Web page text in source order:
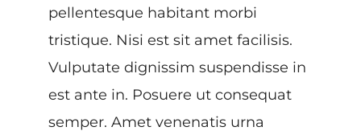
pellentesque habitant morbi
tristique. Nisi est sit amet facilisis.
Vulputate dignissim suspendisse in
est ante in. Posuere ut consequat
semper. Amet venenatis urna